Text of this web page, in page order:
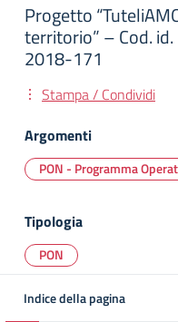
Progetto
territorio” – Cod.
2018-171
Stampa / Condividi
Argomenti
PON - Programma
Tipologia
PON
Indice della pagina